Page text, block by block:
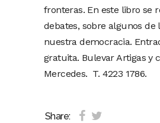
fronteras. En este libro se
debates, sobre algunos de
nuestra democracia.
gratuita. Bulevar Artigas y
Mercedes. T. 4223 1786.
Share: